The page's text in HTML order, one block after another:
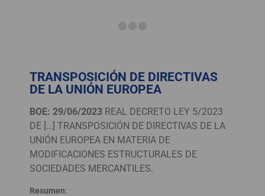
TRANSPOSICIÓN DE DIRECTIVAS
DE LA UNIÓN EUROPEA
BOE: 29/06/2023 REAL DECRETO LEY 5/2023
DE […] TRANSPOSICIÓN DE DIRECTIVAS DE LA
UNIÓN EUROPEA EN MATERIA DE
MODIFICACIONES ESTRUCTURALES DE
SOCIEDADES MERCANTILES.
Resumen: